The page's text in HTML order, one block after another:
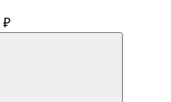
₽